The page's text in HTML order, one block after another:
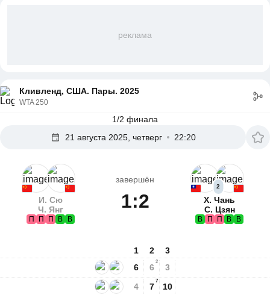
реклама
Кливленд, США. Пары. 2025
WTA 250
1/2 финала
21 августа 2025, четверг
22:20
И. Сю
Ч. Янг
П П П В В
завершён
1:2
2
Х. Чань
С. Цзян
В П П В В
1
6
4
2
6
2
7
7
3
3
10